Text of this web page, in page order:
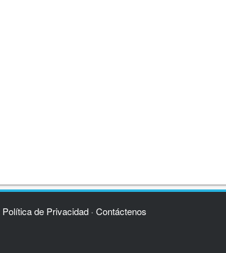
Política de Privacidad· Contáctenos